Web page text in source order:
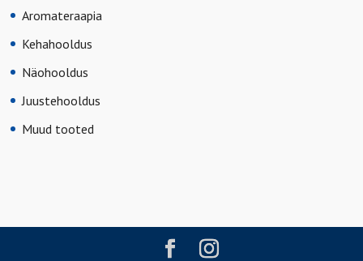
Aromateraapia
Kehahooldus
Näohooldus
Juustehooldus
Muud tooted